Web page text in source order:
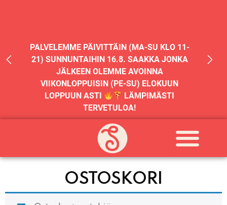
PALVELEMME PÄIVITTÄIN (MA-SU KLO 11-
21) SUNNUNTAIHIN 16.8. SAAKKA JONKA
JÄLKEEN OLEMME AVOINNA
VIIKONLOPPUISIN (PE-SU) ELOKUUN
LOPPUUN ASTI
LÄMPIMÄSTI
TERVETULOA!
PALVELEMME TÄNÄÄN:
LAUANTAI11:00 - 21:00
OSTOSKORI